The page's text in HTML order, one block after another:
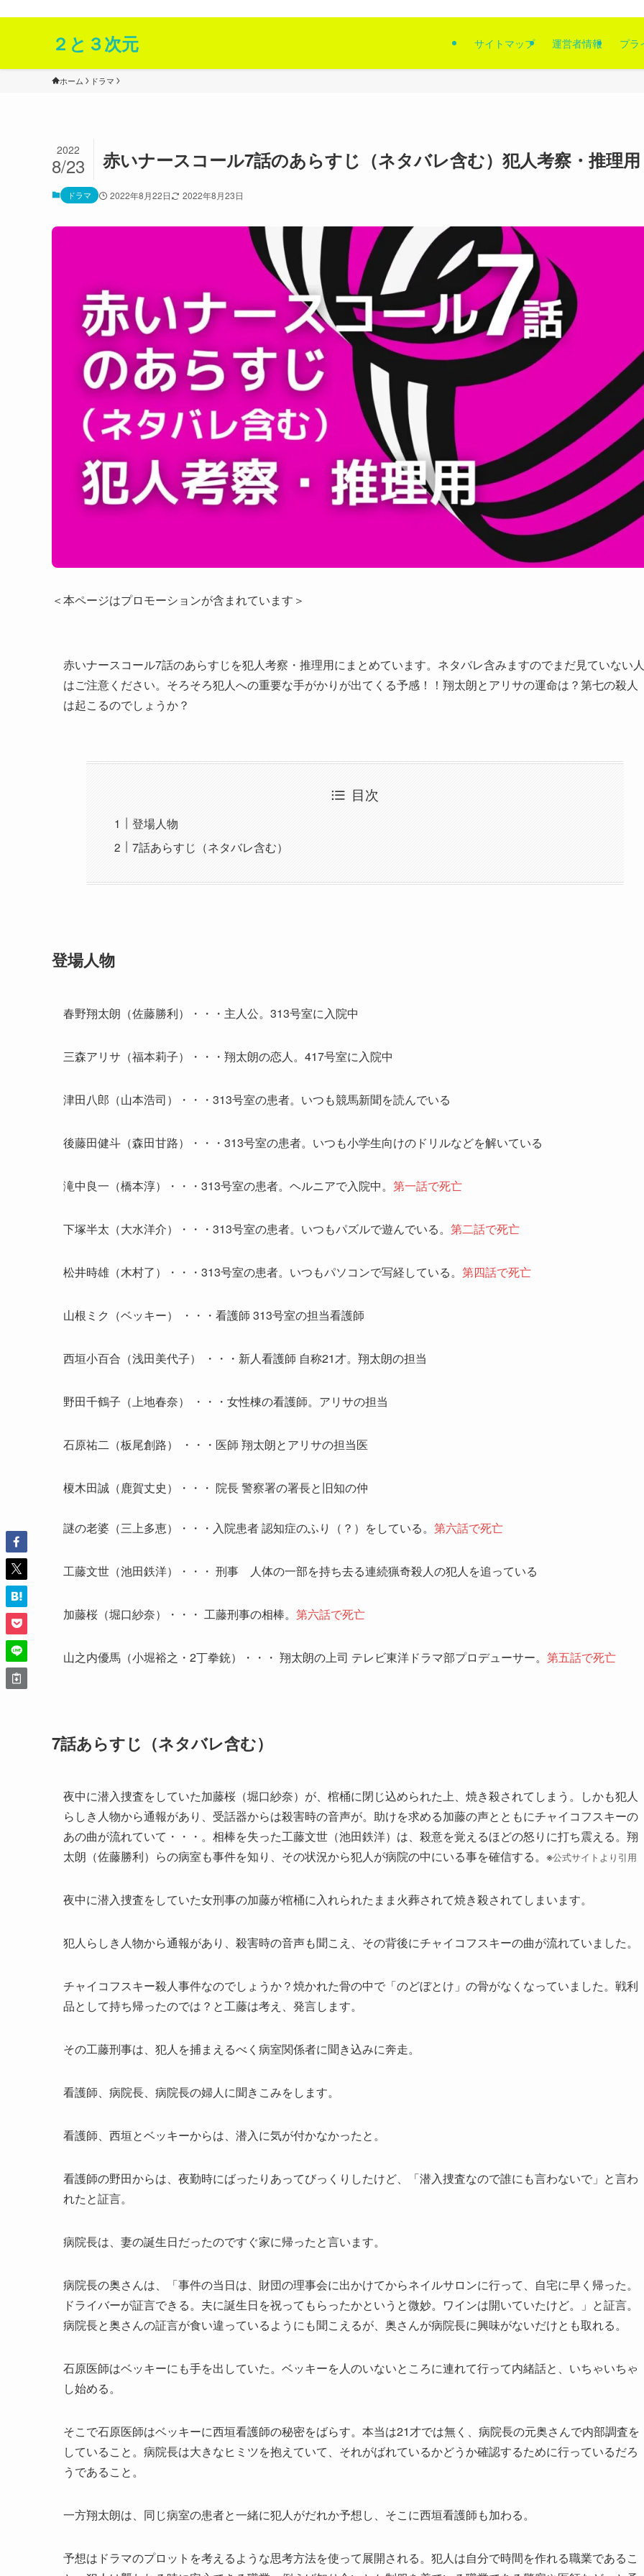
２と３次元 サイトマップ 運営者情報 プラ
ホーム ドラマ
赤いナースコール7話のあらすじ（ネタバレ含む）犯人考察・推理
2022
8/23
ドラマ 2022年8月22日 2022年8月23日
＜本ページはプロモーションが含まれています＞
赤いナースコール7話のあらすじを犯人考察・推理用にまとめています。ネタバレ含みますのでまだ見ていない人
はご注意ください。そろそろ犯人への重要な手がかりが出てくる予感！！翔太朗とアリサの運命は？第七の殺人
は起こるのでしょうか？
目次
登場人物
7話あらすじ（ネタバレ含む）
登場人物
春野翔太朗（佐藤勝利）・・・主人公。313号室に入院中
三森アリサ（福本莉子）・・・翔太朗の恋人。417号室に入院中
津田八郎（山本浩司）・・・313号室の患者。いつも競馬新聞を読んでいる
後藤田健斗（森田甘路）・・・313号室の患者。いつも小学生向けのドリルなどを解いている
滝中良一（橋本淳）・・・313号室の患者。ヘルニアで入院中。 第一話で死亡
下塚半太（大水洋介）・・・313号室の患者。いつもパズルで遊んでいる。 第二話で死亡
松井時雄（木村了）・・・313号室の患者。いつもパソコンで写経している。 第四話で死亡
山根ミク（ベッキー） ・・・看護師 313号室の担当看護師
西垣小百合（浅田美代子） ・・・新人看護師 自称21才。翔太朗の担当
野田千鶴子（上地春奈） ・・・女性棟の看護師。アリサの担当
石原祐二（板尾創路） ・・・医師 翔太朗とアリサの担当医
榎木田誠（鹿賀丈史）・・・ 院長 警察署の署長と旧知の仲
謎の老婆（三上多恵）・・・入院患者 認知症のふり（？）をしている。 第六話で死亡
工藤文世（池田鉄洋）・・・ 刑事 人体の一部を持ち去る連続猟奇殺人の犯人を追っている
加藤桜（堀口紗奈）・・・ 工藤刑事の相棒。 第六話で死亡
山之内優馬（小堀裕之・2丁拳銃）・・・ 翔太朗の上司 テレビ東洋ドラマ部プロデューサー。 第五話で死亡
7話あらすじ（ネタバレ含む）
夜中に潜入捜査をしていた加藤桜（堀口紗奈）が、棺桶に閉じ込められた上、焼き殺されてしまう。しかも犯人
らしき人物から通報があり、受話器からは殺害時の音声が。助けを求める加藤の声とともにチャイコフスキーの
あの曲が流れていて・・・。相棒を失った工藤文世（池田鉄洋）は、殺意を覚えるほどの怒りに打ち震える。翔
太朗（佐藤勝利）らの病室も事件を知り、その状況から犯人が病院の中にいる事を確信する。※公式サイトより引用
夜中に潜入捜査をしていた女刑事の加藤が棺桶に入れられたまま火葬されて焼き殺されてしまいます。
犯人らしき人物から通報があり、殺害時の音声も聞こえ、その背後にチャイコフスキーの曲が流れていました。
チャイコフスキー殺人事件なのでしょうか？焼かれた骨の中で「のどぼとけ」の骨がなくなっていました。戦利
品として持ち帰ったのでは？と工藤は考え、発言します。
その工藤刑事は、犯人を捕まえるべく病室関係者に聞き込みに奔走。
看護師、病院長、病院長の婦人に聞きこみをします。
看護師、西垣とベッキーからは、潜入に気が付かなかったと。
看護師の野田からは、夜勤時にばったりあってびっくりしたけど、「潜入捜査なので誰にも言わないで」と言わ
れたと証言。
病院長は、妻の誕生日だったのですぐ家に帰ったと言います。
病院長の奥さんは、「事件の当日は、財団の理事会に出かけてからネイルサロンに行って、自宅に早く帰った。
ドライバーが証言できる。夫に誕生日を祝ってもらったかというと微妙。ワインは開いていたけど。」と証言。
病院長と奥さんの証言が食い違っているようにも聞こえるが、奥さんが病院長に興味がないだけとも取れる。
石原医師はベッキーにも手を出していた。ベッキーを人のいないところに連れて行って内緒話と、いちゃいちゃ
し始める。
そこで石原医師はベッキーに西垣看護師の秘密をばらす。本当は21才では無く、病院長の元奥さんで内部調査を
していること。病院長は大きなヒミツを抱えていて、それがばれているかどうか確認するために行っているだろ
うであること。
一方翔太朗は、同じ病室の患者と一緒に犯人がだれか予想し、そこに西垣看護師も加わる。
予想はドラマのプロットを考えるような思考方法を使って展開される。犯人は自分で時間を作れる職業であるこ